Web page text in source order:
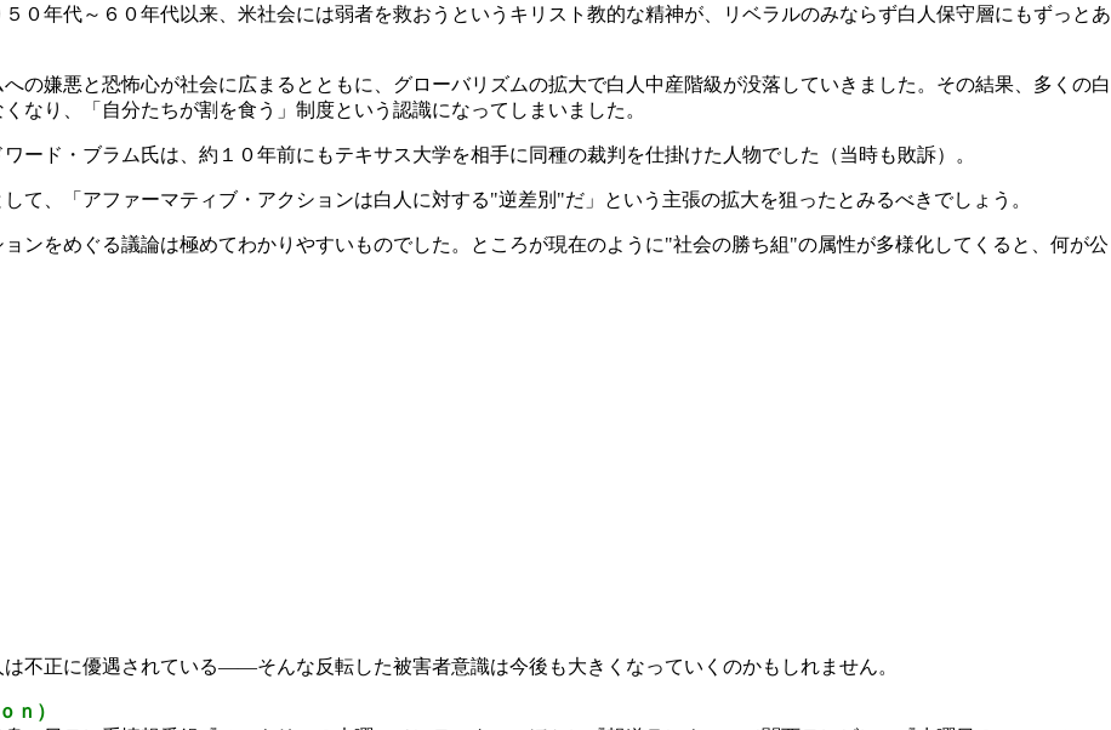
０年代～６０年代以来、米社会には弱者を救おうというキリスト教的な精神が、リベラルのみならず白人保守層にもずっとあ
の嫌悪と恐怖心が社会に広まるとともに、グローバリズムの拡大で白人中産階級が没落していきました。その結果、多くの白
なり、「自分たちが割を食う」制度という認識になってしまいました。
ード・ブラム氏は、約１０年前にもテキサス大学を相手に同種の裁判を仕掛けた人物でした（当時も敗訴）。
て、「アファーマティブ・アクションは白人に対する"逆差別"だ」という主張の拡大を狙ったとみるべきでしょう。
ンをめぐる議論は極めてわかりやすいものでした。ところが現在のように"社会の勝ち組"の属性が多様化してくると、何が公
不正に優遇されている――そんな反転した被害者意識は今後も大きくなっていくのかもしれません。
ｎ）